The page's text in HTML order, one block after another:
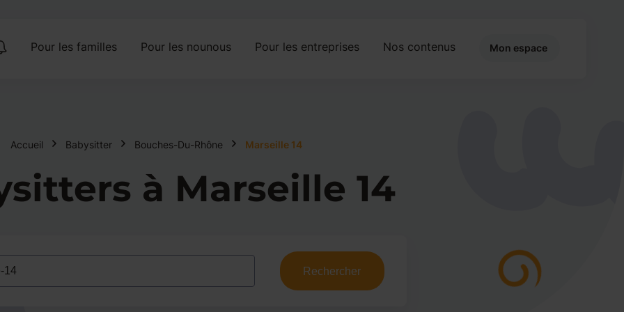
Pour les familles Pour les nounous Pour les entreprises Nos contenus Mon espace
Accueil Babysitter Bouches-Du-Rhône Marseille 14
à Marseille 14
Rechercher